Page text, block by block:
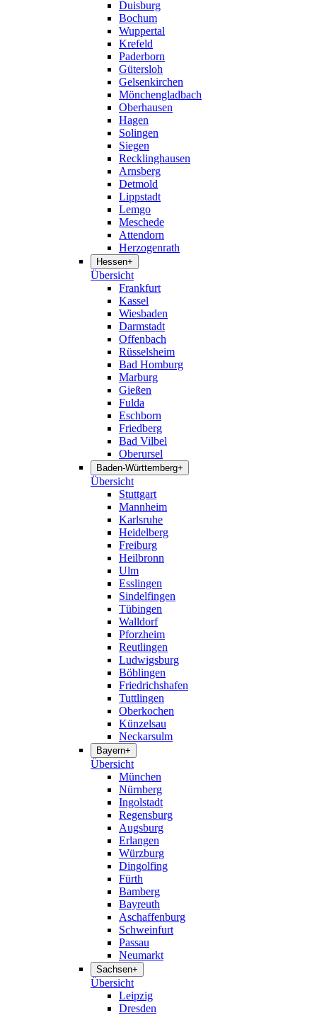
Duisburg
Bochum
Wuppertal
Krefeld
Paderborn
Gütersloh
Gelsenkirchen
Mönchengladbach
Oberhausen
Hagen
Solingen
Siegen
Recklinghausen
Arnsberg
Detmold
Lippstadt
Lemgo
Meschede
Attendorn
Herzogenrath
Hessen+
Übersicht
Frankfurt
Kassel
Wiesbaden
Darmstadt
Offenbach
Rüsselsheim
Bad Homburg
Marburg
Gießen
Fulda
Eschborn
Friedberg
Bad Vilbel
Oberursel
Baden-Württemberg+
Übersicht
Stuttgart
Mannheim
Karlsruhe
Heidelberg
Freiburg
Heilbronn
Ulm
Esslingen
Sindelfingen
Tübingen
Walldorf
Pforzheim
Reutlingen
Ludwigsburg
Böblingen
Friedrichshafen
Tuttlingen
Oberkochen
Künzelsau
Neckarsulm
Bayern+
Übersicht
München
Nürnberg
Ingolstadt
Regensburg
Augsburg
Erlangen
Würzburg
Dingolfing
Fürth
Bamberg
Bayreuth
Aschaffenburg
Schweinfurt
Passau
Neumarkt
Sachsen+
Übersicht
Leipzig
Dresden